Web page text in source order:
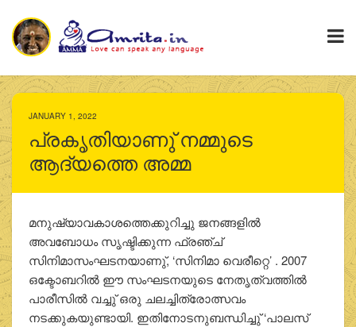
JANUARY 1, 2022
പ്രകൃതിയാണു് നമ്മുടെ
ആദ്യത്തെ അമ്മ
മനുഷ്യാവകാശത്തെക്കുറിച്ചു ജനങ്ങളിൽ
അവബോധം സൃഷ്ടിക്കുന്ന ഫ്രഞ്ച്
സിനിമാസംഘടനയാണു്, ‘സിനിമാ വെരീറ്റെ’ . 2007
ഒക്ടോബറിൽ ഈ സംഘടനയുടെ നേതൃത്വത്തിൽ
പാരീസിൽ വച്ചു് ഒരു ചലച്ചിത്രോത്സവം
നടക്കുകയുണ്ടായി. ഇതിനോടനുബന്ധിച്ചു് ‘പാലസ്